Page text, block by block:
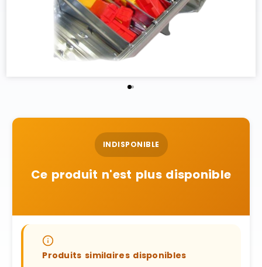
INDISPONIBLE
Ce produit n'est plus disponible
Produits similaires disponibles